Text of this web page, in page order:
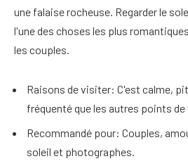
une falaise rocheuse. Regarder le
l'une des choses les plus
les couples.
Raisons de visiter: C'est calme,
fréquenté que les autres points de
Recommandé pour: Couples,
soleil et photographes.